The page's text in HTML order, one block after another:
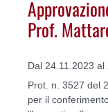
Prof.
Dal 24.11.2023 al
Prot. n. 3527 del
per il